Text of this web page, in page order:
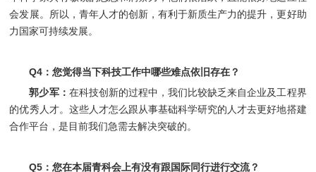
会发展。所以，青年人才的创新，有利于新质生产力的提升，更好助
力国家可持续发展。
Q4：您觉得当下科技工作中哪些难点依旧存在？
郭少军： 在科技创新的过程中，我们比较缺乏来自企业及工程界
的优秀人才。这些人才怎么跟从事基础科学研究的人才去更好地搭建
合作平台，是目前我们急需去解决突破的。
Q5：您在本届青科会上有没有跟国际同行进行交流？